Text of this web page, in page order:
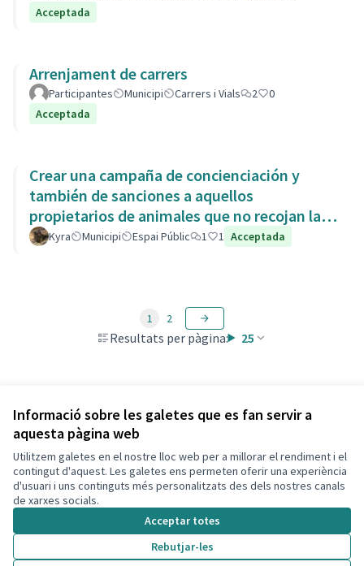
Informació sobre les galetes que es fan servir a
aquesta pàgina web
Utilitzem galetes en el nostre lloc web per a millorar el rendiment i el
contingut d'aquest. Les galetes ens permeten oferir una experiència
d'usuari i uns continguts més personalitzats des dels nostres canals
de xarxes socials.
Acceptar totes
Rebutjar-les
Acceptada
Arrenjament de carrers
Participantes Municipi Carrers i Vials 2
0
Acceptada
Crear una campaña de concienciación y
también de sanciones a aquellos
propietarios de animales que no recojan las
heces de las aceras. Es responsabili
Kyra Municipi Espai Públic 1 1 Acceptada
Resultats per pàgina: 25
1 2
Veure totes les propostes retirades
Termes i condicions d'ús
Configuració de les galetes
Decidim Calafell a X
(Enllaç extern)
Decidim Calafell a Facebook
Decidim Calafell a YouTube
Decidim Calafell a GitHub
(Enllaç extern)